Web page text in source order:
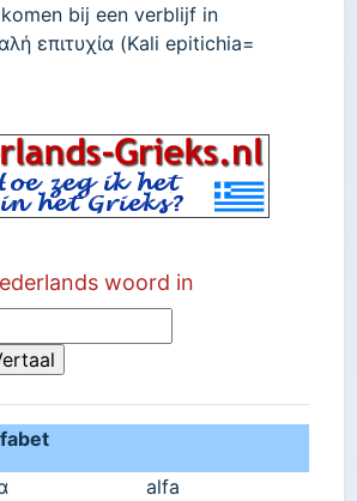
bij een verblijf in
επιτυχία (Kali epitichia=
woord in
alfa